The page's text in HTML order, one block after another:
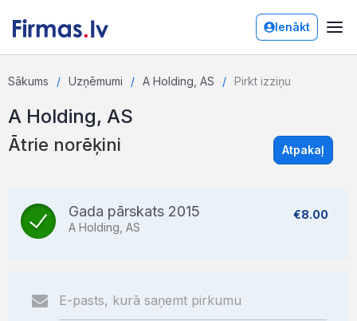
Ienākt
Sākums Uzņēmumi A Holding, AS Pirkt izziņu
A Holding, AS
Ātrie norēķini Atpakaļ
Gada pārskats 2015
A Holding, AS
€8.00